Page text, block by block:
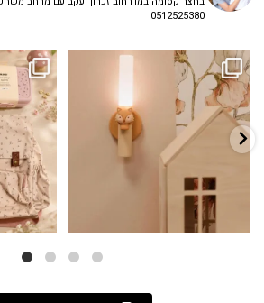
0512525380
✨ חוזרים למסגרת בסטייל! ✨
...
גם פריט עיצובי לחדר, גם מנורת לילה
...
3 0